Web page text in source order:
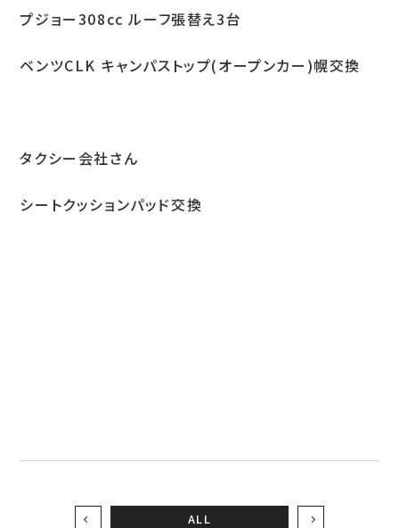
プジョー308cc ルーフ張替え3台
ベンツCLK キャンパストップ(オープンカー)幌交換
タクシー会社さん
シートクッションパッド交換
ALL